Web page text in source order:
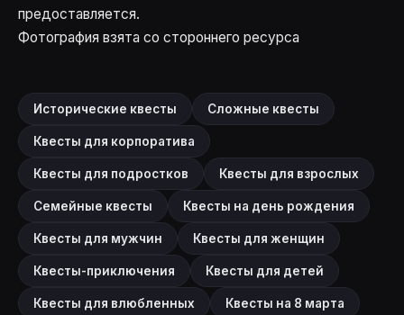
предоставляется.
Фотография взята со стороннего ресурса
Исторические квесты Сложные квесты
Квесты для корпоратива
Квесты для подростков Квесты для взрослых
Семейные квесты Квесты на день рождения
Квесты для мужчин Квесты для женщин
Квесты-приключения Квесты для детей
Квесты для влюбленных Квесты на 8 марта